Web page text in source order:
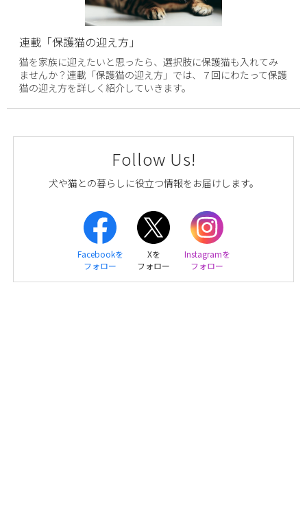
連載「保護猫の迎え方」
猫を家族に迎えたいと思ったら、選択肢に保護猫も入れてみ
ませんか？連載「保護猫の迎え方」では、７回にわたって保護
猫の迎え方を詳しく紹介していきます。
Follow Us!
犬や猫との暮らしに役立つ情報をお届けします。
Facebookを
フォロー
Xを
フォロー
Instagramを
フォロー